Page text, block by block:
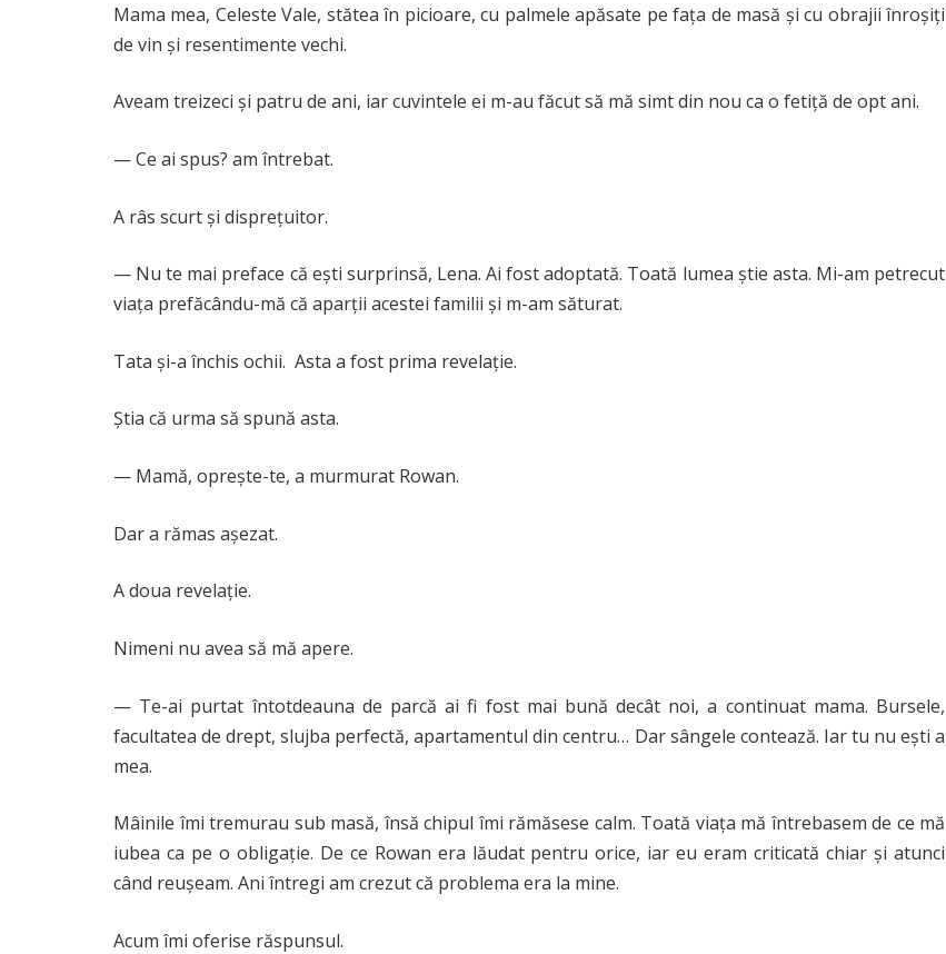
Mama mea, Celeste Vale, stătea în picioare, cu palmele apăsate pe fața de masă și cu obrajii înroșiți
de vin și resentimente vechi.
Aveam treizeci și patru de ani, iar cuvintele ei m-au făcut să mă simt din nou ca o fetiță de opt ani.
— Ce ai spus? am întrebat.
A râs scurt și disprețuitor.
— Nu te mai preface că ești surprinsă, Lena. Ai fost adoptată. Toată lumea știe asta. Mi-am petrecut
viața prefăcându-mă că aparții acestei familii și m-am săturat.
Tata și-a închis ochii. Asta a fost prima revelație.
Știa că urma să spună asta.
— Mamă, oprește-te, a murmurat Rowan.
Dar a rămas așezat.
A doua revelație.
Nimeni nu avea să mă apere.
— Te-ai purtat întotdeauna de parcă ai fi fost mai bună decât noi, a continuat mama. Bursele,
facultatea de drept, slujba perfectă, apartamentul din centru… Dar sângele contează. Iar tu nu ești a
mea.
Mâinile îmi tremurau sub masă, însă chipul îmi rămăsese calm. Toată viața mă întrebasem de ce mă
iubea ca pe o obligație. De ce Rowan era lăudat pentru orice, iar eu eram criticată chiar și atunci
când reușeam. Ani întregi am crezut că problema era la mine.
Acum îmi oferise răspunsul.